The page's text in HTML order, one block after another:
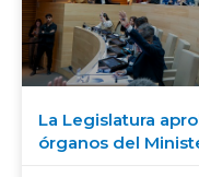
La Legislatura
órganos del